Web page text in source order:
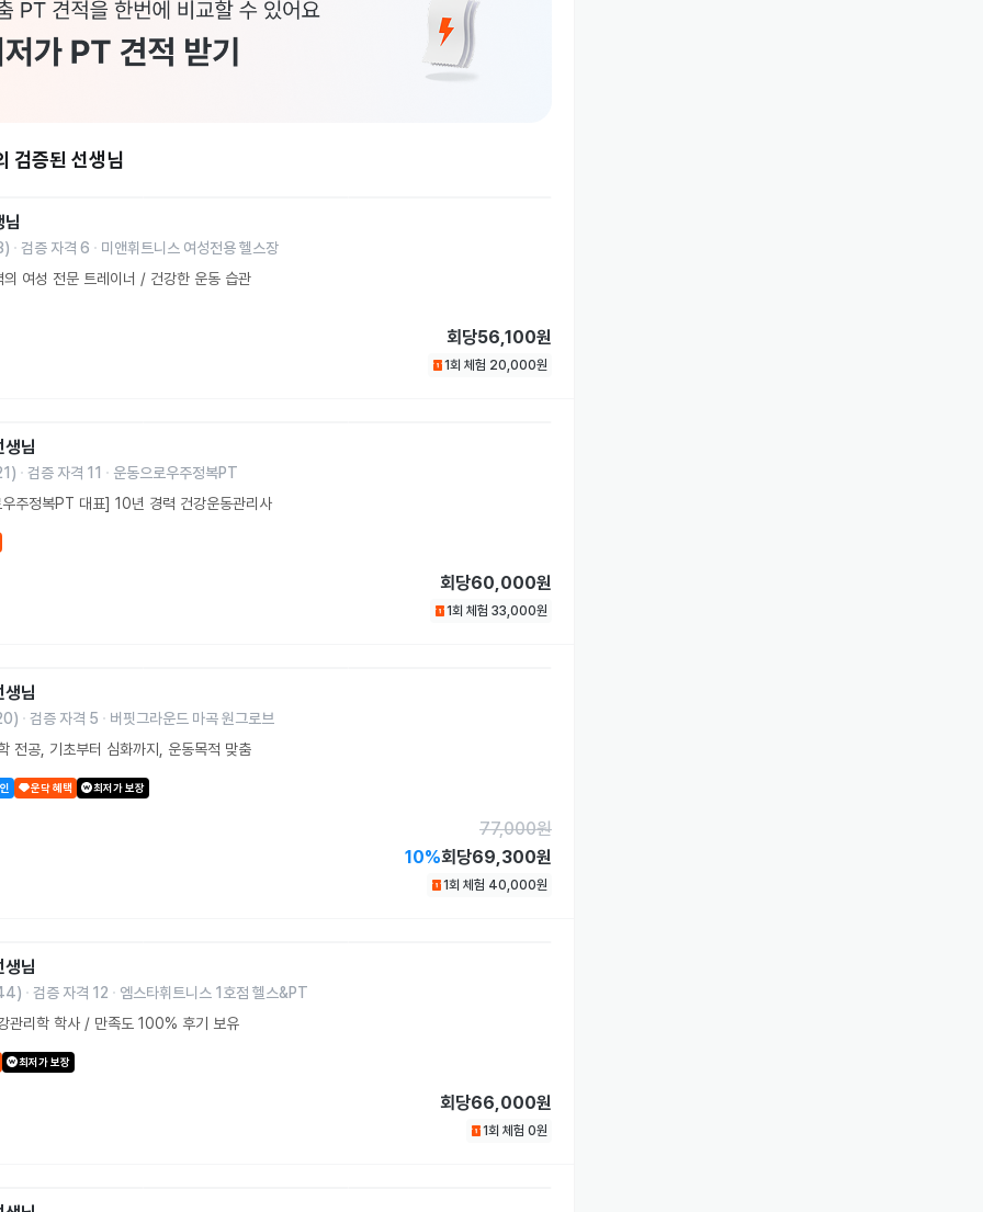
검증된 선생님
) 검증 자격 6
미앤휘트니스 여성전용 헬스장
여성 전문 트레이너 / 건강한 운동 습관
회당56,100원
1회 체험 20,000원
님
) 검증 자격 11
운동으로우주정복PT
주정복PT 대표] 10년 경력 건강운동관리사
회당60,000원
1회 체험 33,000원
님
) 검증 자격 5
버핏그라운드 마곡 원그로브
전공, 기초부터 심화까지, 운동목적 맞춤
운닥 혜택 최저가 보장
77,000원
10%회당69,300원
1회 체험 40,000원
님
) 검증 자격 12
엠스타휘트니스 1호점 헬스&PT
관리학 학사 / 만족도 100% 후기 보유
최저가 보장
회당66,000원
1회 체험 0원